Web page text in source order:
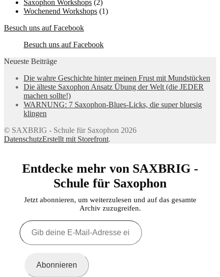
Saxophon Workshops (2)
Wochenend Workshops (1)
Besuch uns auf Facebook
Besuch uns auf Facebook
Neueste Beiträge
Die wahre Geschichte hinter meinen Frust mit Mundstücken
Die älteste Saxophon Ansatz Übung der Welt (die JEDER
machen sollte!)
WARNUNG: 7 Saxophon-Blues-Licks, die super bluesig
klingen
© SAXBRIG - Schule für Saxophon 2026
DatenschutzErstellt mit Storefront.
Entdecke mehr von SAXBRIG -
Schule für Saxophon
Jetzt abonnieren, um weiterzulesen und auf das gesamte
Archiv zuzugreifen.
Gib
deine
E-
Abonnieren